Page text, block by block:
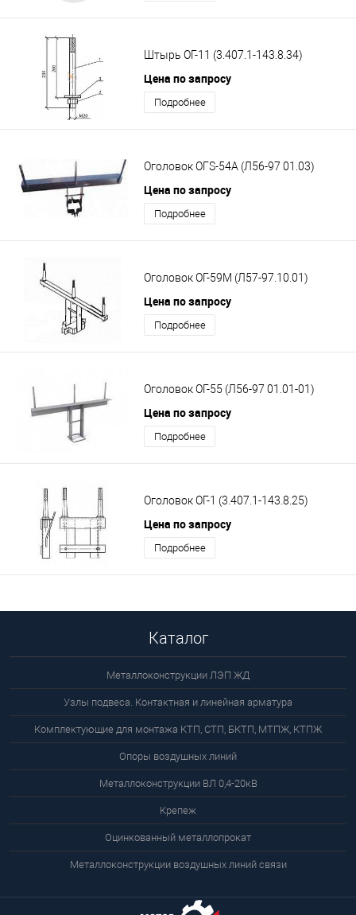
Штырь ОГ-11 (3.407.1-143.8.34)
Цена по запросу
Подробнее
Оголовок ОГS-54А (Л56-97 01.03)
Цена по запросу
Подробнее
Оголовок ОГ-59М (Л57-97.10.01)
Цена по запросу
Подробнее
Оголовок ОГ-55 (Л56-97 01.01-01)
Цена по запросу
Подробнее
Оголовок ОГ-1 (3.407.1-143.8.25)
Цена по запросу
Подробнее
Каталог
Металлоконструкции ЛЭП ЖД
Узлы подвеса. Контактная и линейная арматура
Комплектующие для монтажа КТП, СТП, БКТП, МТПЖ, КТПЖ
Опоры воздушных линий
Металлоконструкции ВЛ 0,4-20кВ
Крепеж
Оцинкованный металлопрокат
Металлоконструкции воздушных линий связи